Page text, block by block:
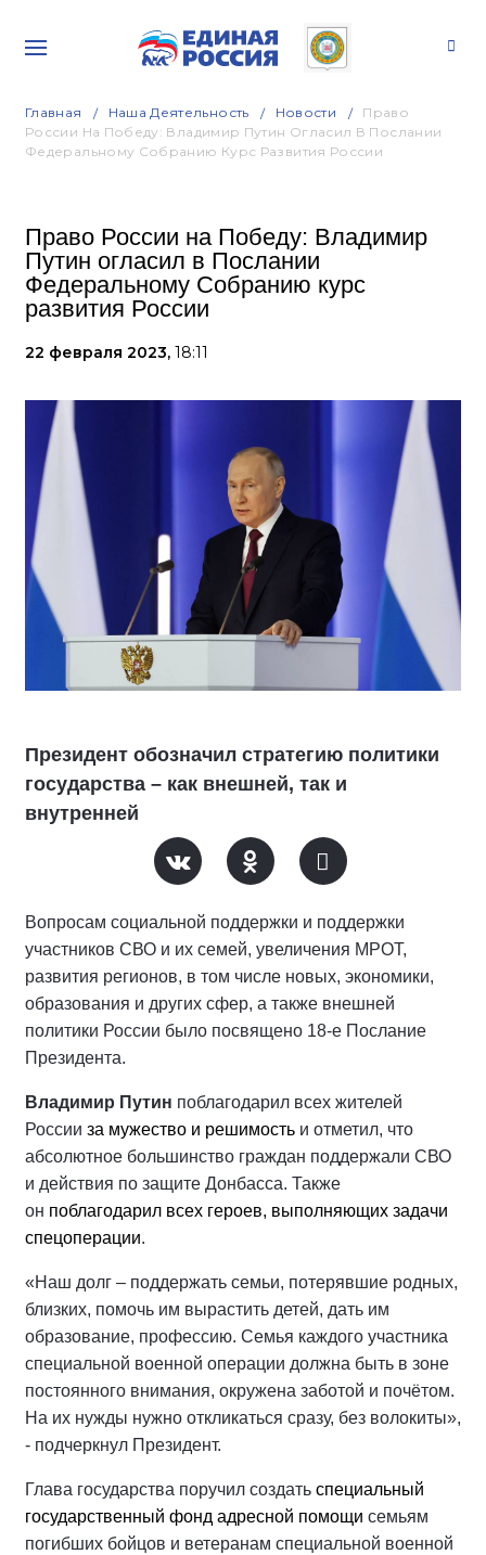
Главная Наша Деятельность Новости
Право
России На Победу: Владимир Путин Огласил В Послании
Федеральному Собранию Курс Развития России
Право России на Победу: Владимир
Путин огласил в Послании
Федеральному Собранию курс
развития России
22 февраля 2023, 18:11
Президент обозначил стратегию политики
государства – как внешней, так и
внутренней
Вопросам социальной поддержки и поддержки
участников СВО и их семей, увеличения МРОТ,
развития регионов, в том числе новых, экономики,
образования и других сфер, а также внешней
политики России было посвящено 18-е Послание
Президента.
Владимир Путин поблагодарил всех жителей
России за мужество и решимость и отметил, что
абсолютное большинство граждан поддержали СВО
и действия по защите Донбасса. Также
он поблагодарил всех героев, выполняющих задачи
спецоперации.
«Наш долг – поддержать семьи, потерявшие родных,
близких, помочь им вырастить детей, дать им
образование, профессию. Семья каждого участника
специальной военной операции должна быть в зоне
постоянного внимания, окружена заботой и почётом.
На их нужды нужно откликаться сразу, без волокиты»,
- подчеркнул Президент.
Глава государства поручил создать специальный
государственный фонд адресной помощи семьям
погибших бойцов и ветеранам специальной военной